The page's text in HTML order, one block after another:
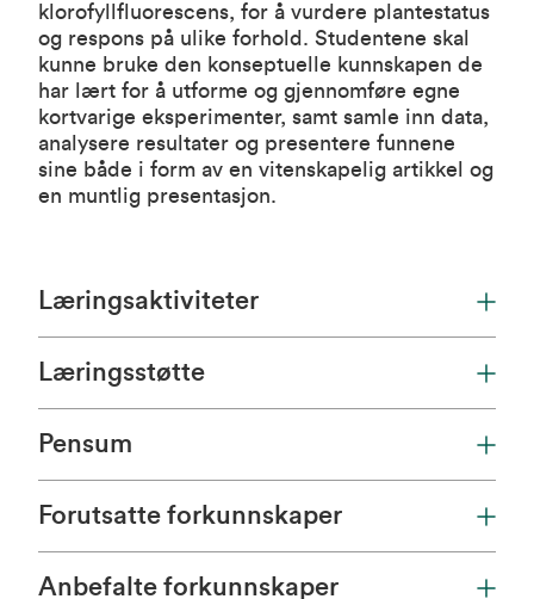
klorofyllfluorescens, for å vurdere plantestatus
og respons på ulike forhold. Studentene skal
kunne bruke den konseptuelle kunnskapen de
har lært for å utforme og gjennomføre egne
kortvarige eksperimenter, samt samle inn data,
analysere resultater og presentere funnene
sine både i form av en vitenskapelig artikkel og
en muntlig presentasjon.
Læringsaktiviteter
Læringsstøtte
Pensum
Forutsatte forkunnskaper
Anbefalte forkunnskaper